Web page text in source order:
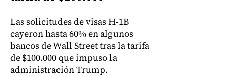
Las solicitudes de visas H-1B
cayeron hasta 60% en algunos
bancos de Wall Street tras la tarifa
de $100.000 que impuso la
administración Trump.